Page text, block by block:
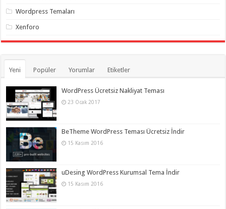
Wordpress Temaları
Xenforo
Yeni Popüler Yorumlar Etiketler
WordPress Ücretsiz Nakliyat Teması
23 Ocak 2017
BeTheme WordPress Teması Ücretsiz İndir
15 Kasım 2016
uDesing WordPress Kurumsal Tema İndir
15 Kasım 2016